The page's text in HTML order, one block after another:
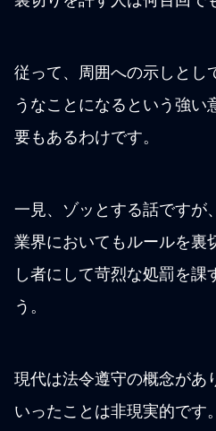
従って、周囲への示しとし
うなことになるという強い
要もあるわけです。
一見、ゾッとする話ですが
業界においてもルールを裏
し者にして苛烈な処罰を課
う。
現代は法令遵守の概念があ
いったことは非現実的です。